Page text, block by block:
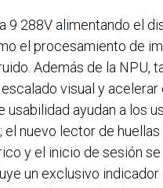
9 288V alimentando el
el procesamiento de
Además de la NPU,
visual y acelerar
ayudan a los
nuevo lector de
y el inicio de sesión se
un exclusivo